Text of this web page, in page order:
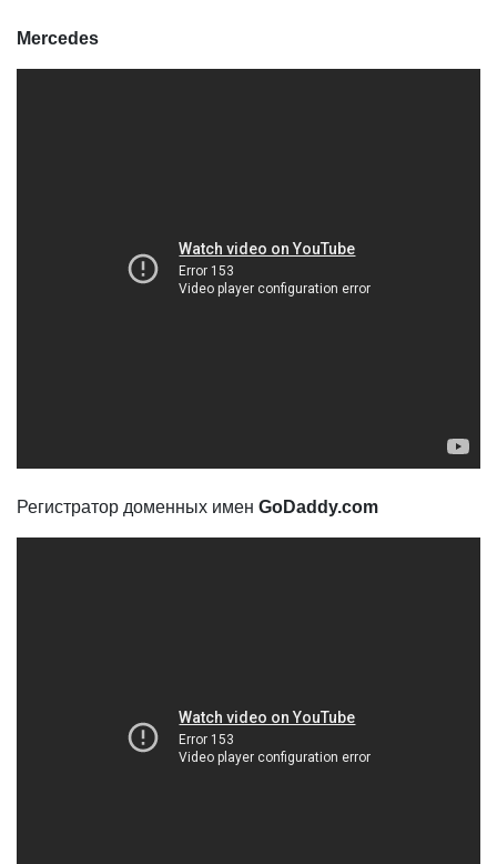
Mercedes
Регистратор доменных имен GoDaddy.com